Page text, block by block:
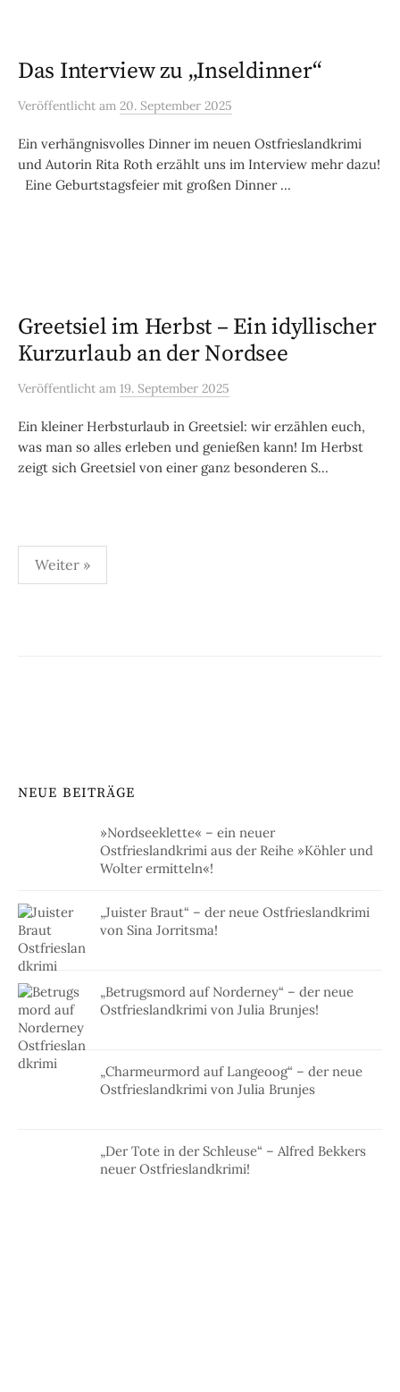
Das Interview zu „Inseldinner“
Veröffentlicht am 20. September 2025
Ein verhängnisvolles Dinner im neuen Ostfrieslandkrimi
und Autorin Rita Roth erzählt uns im Interview mehr dazu!
Eine Geburtstagsfeier mit großen Dinner ...
Greetsiel im Herbst – Ein idyllischer
Kurzurlaub an der Nordsee
Veröffentlicht am 19. September 2025
Ein kleiner Herbsturlaub in Greetsiel: wir erzählen euch,
was man so alles erleben und genießen kann! Im Herbst
zeigt sich Greetsiel von einer ganz besonderen S...
Seitennummerierung
der
Weiter »
NEUE BEITRÄGE
»Nordseeklette« – ein neuer
Ostfrieslandkrimi aus der Reihe »Köhler und
Wolter ermitteln«!
„Juister Braut“ – der neue Ostfrieslandkrimi
von Sina Jorritsma!
„Betrugsmord auf Norderney“ – der neue
Ostfrieslandkrimi von Julia Brunjes!
„Charmeurmord auf Langeoog“ – der neue
Ostfrieslandkrimi von Julia Brunjes
„Der Tote in der Schleuse“ – Alfred Bekkers
neuer Ostfrieslandkrimi!